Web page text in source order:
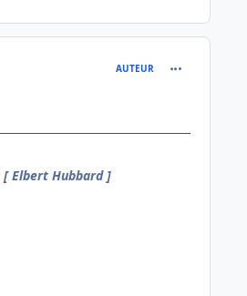
AUTEUR
[ Elbert Hubbard ]